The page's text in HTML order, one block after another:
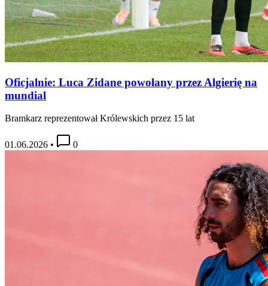
Oficjalnie: Luca Zidane powołany przez Algierię na
mundial
Bramkarz reprezentował Królewskich przez 15 lat
01.06.2026 • 0